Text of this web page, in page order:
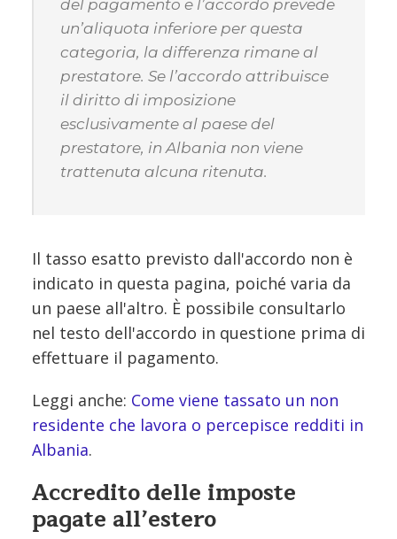
del pagamento e l’accordo prevede
un’aliquota inferiore per questa
categoria, la differenza rimane al
prestatore. Se l’accordo attribuisce
il diritto di imposizione
esclusivamente al paese del
prestatore, in Albania non viene
trattenuta alcuna ritenuta.
Il tasso esatto previsto dall'accordo non è
indicato in questa pagina, poiché varia da
un paese all'altro. È possibile consultarlo
nel testo dell'accordo in questione prima di
effettuare il pagamento.
Leggi anche: Come viene tassato un non
residente che lavora o percepisce redditi in
Albania.
Accredito delle imposte
pagate all’estero